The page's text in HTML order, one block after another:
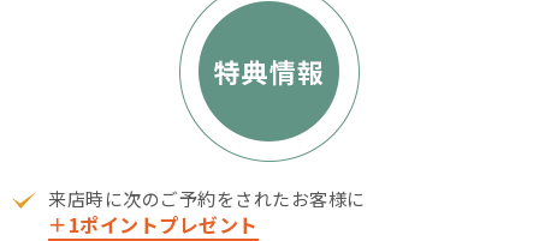
来店時に次のご予約をされたお客様に
＋1ポイントプレゼント